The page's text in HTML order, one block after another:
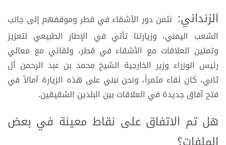
الزنداني: نثمن دور الأشقاء في قطر وموقفهم إلى جانب
الشعب اليمني، وزيارتنا تأتي في الإطار الطبيعي لتعزيز
وتمتين العلاقات مع الأشقاء في قطر، ولقائي مع معالي
رئيس الوزراء وزير الخارجية الشيخ محمد بن عبد الرحمن آل
ثاني، كان لقاء مثمراً، ونحن نبني على هذه الزيارة آمالاً في
فتح آفاق جديدة في العلاقات بين البلدين الشقيقين.
هل تم الاتفاق على نقاط معينة في بعض